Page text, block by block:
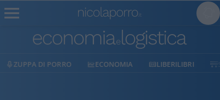
ECONOMIA LIBERILIBRI SHOP SOSTIENICI